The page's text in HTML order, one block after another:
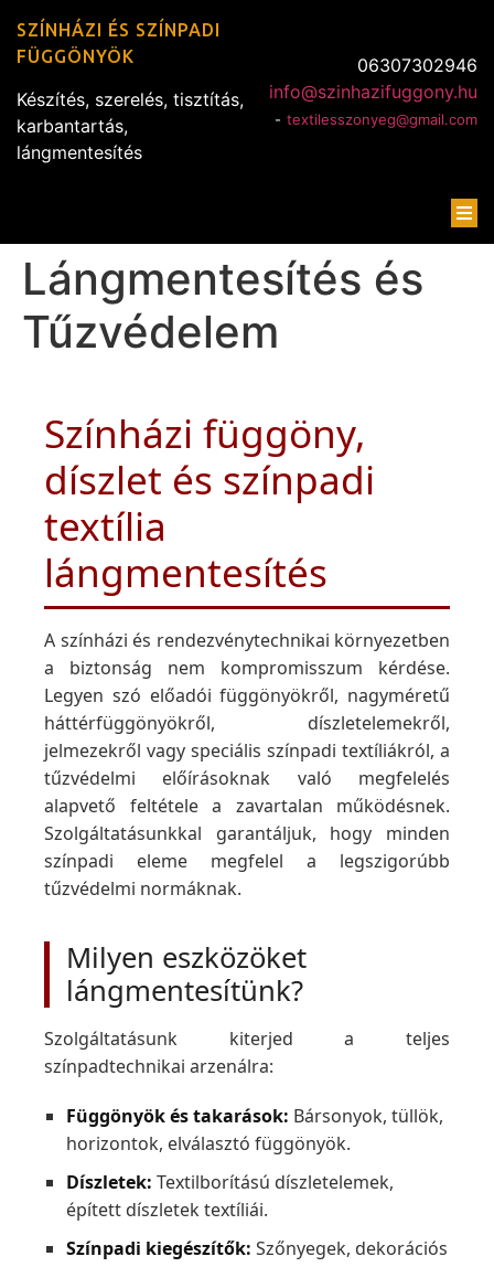
SZÍNHÁZI ÉS SZÍNPADI
FÜGGÖNYÖK
Készítés, szerelés, tisztítás,
karbantartás,
lángmentesítés
06307302946
info@szinhazifuggony.hu
- textilesszonyeg@gmail.com
Lángmentesítés és
Tűzvédelem
Színházi függöny,
díszlet és színpadi
textília
lángmentesítés
A színházi és rendezvénytechnikai környezetben
a biztonság nem kompromisszum kérdése.
Legyen szó előadói függönyökről, nagyméretű
háttérfüggönyökről, díszletelemekről,
jelmezekről vagy speciális színpadi textíliákról, a
tűzvédelmi előírásoknak való megfelelés
alapvető feltétele a zavartalan működésnek.
Szolgáltatásunkkal garantáljuk, hogy minden
színpadi eleme megfelel a legszigorúbb
tűzvédelmi normáknak.
Milyen eszközöket
lángmentesítünk?
Szolgáltatásunk kiterjed a teljes
színpadtechnikai arzenálra:
Függönyök és takarások: Bársonyok, tüllök,
horizontok, elválasztó függönyök.
Díszletek: Textilborítású díszletelemek,
épített díszletek textíliái.
Színpadi kiegészítők: Szőnyegek, dekorációs